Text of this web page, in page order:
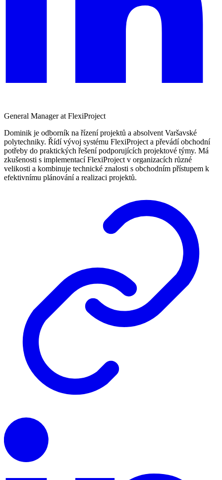
General Manager at FlexiProject
Dominik je odborník na řízení projektů a absolvent Varšavské
polytechniky. Řídí vývoj systému FlexiProject a převádí obchodní
potřeby do praktických řešení podporujících projektové týmy. Má
zkušenosti s implementací FlexiProject v organizacích různé
velikosti a kombinuje technické znalosti s obchodním přístupem k
efektivnímu plánování a realizaci projektů.